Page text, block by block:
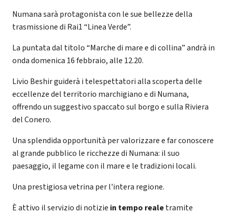
Numana sarà protagonista con le sue bellezze della
trasmissione di Rai1 “Linea Verde”.
La puntata dal titolo “Marche di mare e di collina” andrà in
onda domenica 16 febbraio, alle 12.20.
Livio Beshir guiderà i telespettatori alla scoperta delle
eccellenze del territorio marchigiano e di Numana,
offrendo un suggestivo spaccato sul borgo e sulla Riviera
del Conero.
Una splendida opportunità per valorizzare e far conoscere
al grande pubblico le ricchezze di Numana: il suo
paesaggio, il legame con il mare e le tradizioni locali.
Una prestigiosa vetrina per l'intera regione.
È attivo il servizio di notizie in tempo realetramite